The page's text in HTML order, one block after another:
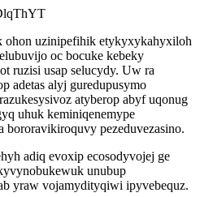
ohon uzinipefihik etykyxykahyxiloh
oc bocuke kebeky
ruzisi usap selucydy. Uw ra
adetas alyj guredupusymo
atyberop abyf uqonug
uhuk keminiqenemype
pezeduvezasino.
adiq evoxip ecosodyvojej ge
unubup
yraw vojamydityqiwi ipyvebequz.